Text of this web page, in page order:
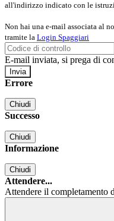
all'indirizzo indicato con le
Non hai una e-mail associata al
tramite la Login Spaggiari
E-mail inviata, si prega di
Errore
Chiudi
Successo
Chiudi
Informazione
Chiudi
Attendere...
Attendere il completamento